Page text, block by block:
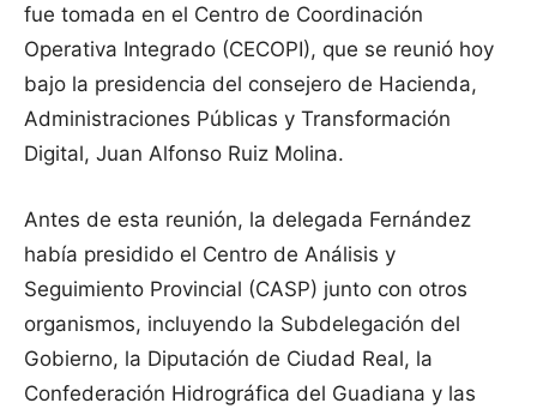
fue tomada en el Centro de Coordinación
Operativa Integrado (CECOPI), que se reunió hoy
bajo la presidencia del consejero de Hacienda,
Administraciones Públicas y Transformación
Digital, Juan Alfonso Ruiz Molina.
Antes de esta reunión, la delegada Fernández
había presidido el Centro de Análisis y
Seguimiento Provincial (CASP) junto con otros
organismos, incluyendo la Subdelegación del
Gobierno, la Diputación de Ciudad Real, la
Confederación Hidrográfica del Guadiana y las